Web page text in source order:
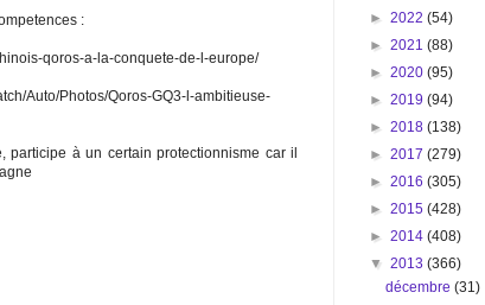
:
qoros-a-la-conquete-de-l-europe/
Auto/Photos/Qoros-GQ3-l-ambitieuse-
participe à un certain protectionnisme car il
► 2022 (54)
► 2021 (88)
► 2020 (95)
► 2019 (94)
► 2018 (138)
► 2017 (279)
► 2016 (305)
► 2015 (428)
► 2014 (408)
▼ 2013 (366)
décembre(31)